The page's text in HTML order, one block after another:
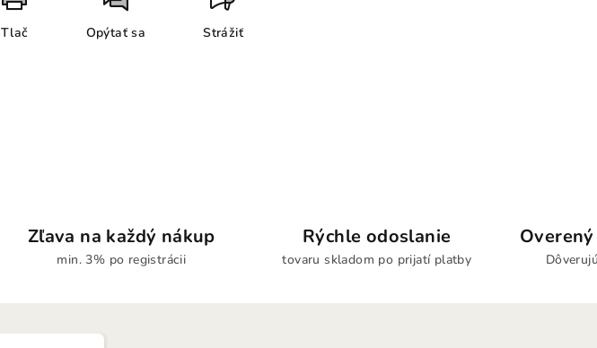
Tlač Opýtať sa Strážiť
Zľava na každý nákup
min. 3% po registrácii
Rýchle odoslanie
tovaru skladom po prijatí platby